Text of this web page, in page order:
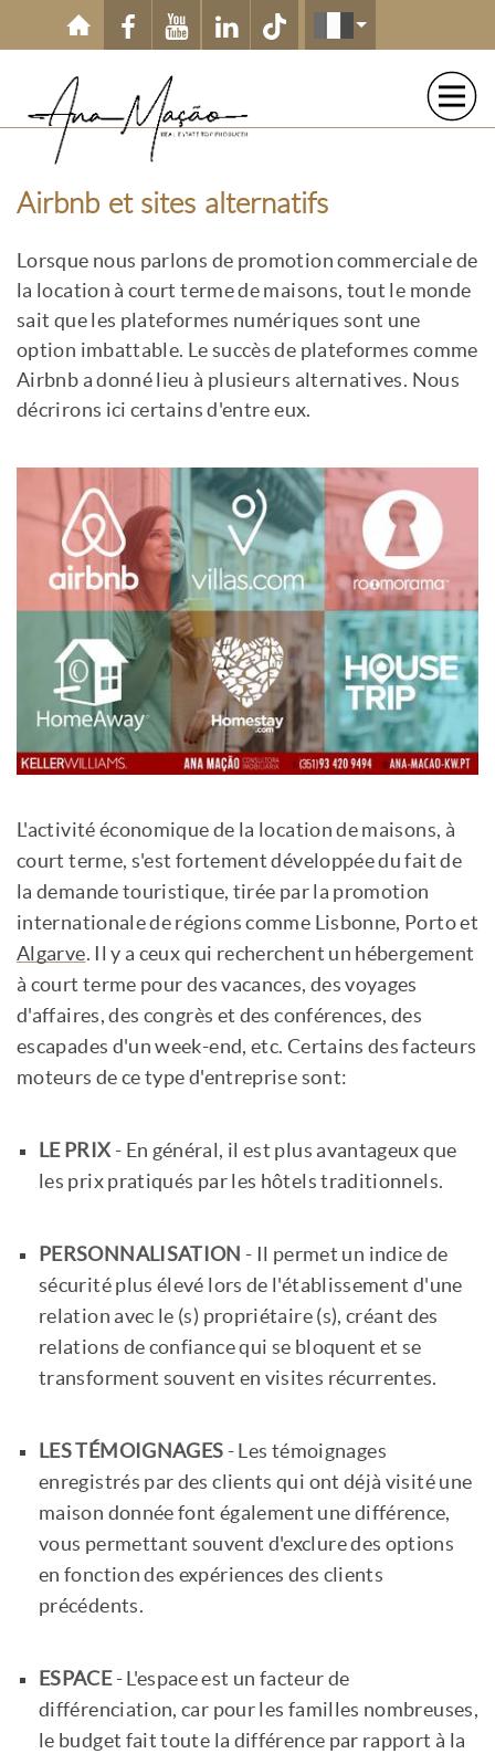
Aller au contenu principal
Airbnb et sites alternatifs
Lorsque nous parlons de promotion commerciale de
la location à court terme de maisons, tout le monde
sait que les plateformes numériques sont une
option imbattable. Le succès de plateformes comme
Airbnb a donné lieu à plusieurs alternatives. Nous
décrirons ici certains d'entre eux.
L'activité économique de la location de maisons, à
court terme, s'est fortement développée du fait de
la demande touristique, tirée par la promotion
internationale de régions comme Lisbonne, Porto et
Algarve. Il y a ceux qui recherchent un hébergement
à court terme pour des vacances, des voyages
d'affaires, des congrès et des conférences, des
escapades d'un week-end, etc. Certains des facteurs
moteurs de ce type d'entreprise sont:
LE PRIX- En général, il est plus avantageux que
les prix pratiqués par les hôtels traditionnels.
PERSONNALISATION - Il permet un indice de
sécurité plus élevé lors de l'établissement d'une
relation avec le (s) propriétaire (s), créant des
relations de confiance qui se bloquent et se
transforment souvent en visites récurrentes.
LES TÉMOIGNAGES - Les témoignages
enregistrés par des clients qui ont déjà visité une
maison donnée font également une différence,
vous permettant souvent d'exclure des options
en fonction des expériences des clients
précédents.
ESPACE- L'espace est un facteur de
différenciation, car pour les familles nombreuses,
le budget fait toute la différence par rapport à la